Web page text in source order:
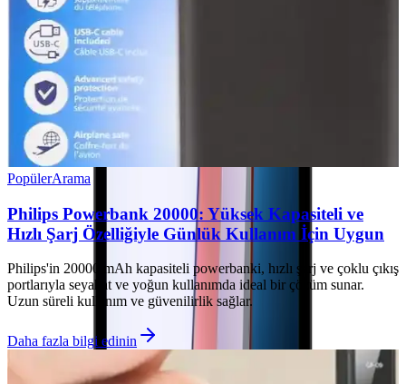
PopülerArama
Philips Powerbank 20000: Yüksek Kapasiteli ve
Hızlı Şarj Özelliğiyle Günlük Kullanım İçin Uygun
Philips'in 20000 mAh kapasiteli powerbanki, hızlı şarj ve çoklu çıkış
portlarıyla seyahat ve yoğun kullanımda ideal bir çözüm sunar.
Uzun süreli kullanım ve güvenilirlik sağlar.
Daha fazla bilgi edinin